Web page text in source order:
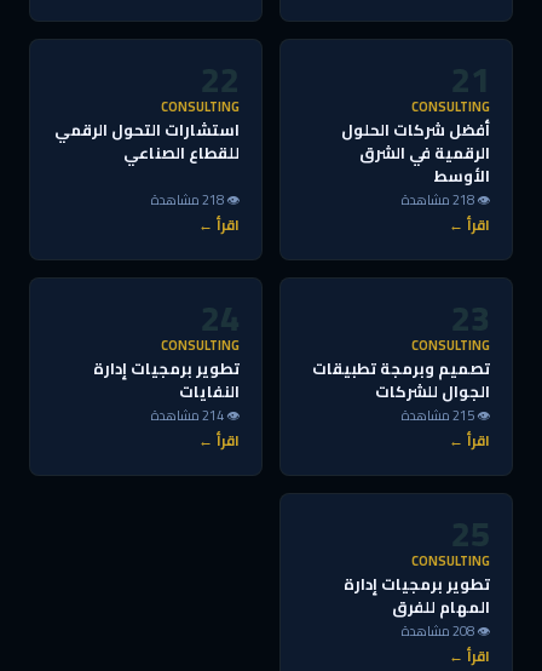
21
CONSULTING
أفضل شركات الحلول
الرقمية في الشرق
الأوسط
👁 218 مشاهدة
اقرأ ←
22
CONSULTING
استشارات التحول الرقمي
للقطاع الصناعي
👁 218 مشاهدة
اقرأ ←
23
CONSULTING
تصميم وبرمجة تطبيقات
الجوال للشركات
👁 215 مشاهدة
اقرأ ←
24
CONSULTING
تطوير برمجيات إدارة
النفايات
👁 214 مشاهدة
اقرأ ←
25
CONSULTING
تطوير برمجيات إدارة
المهام للفرق
👁 208 مشاهدة
اقرأ ←